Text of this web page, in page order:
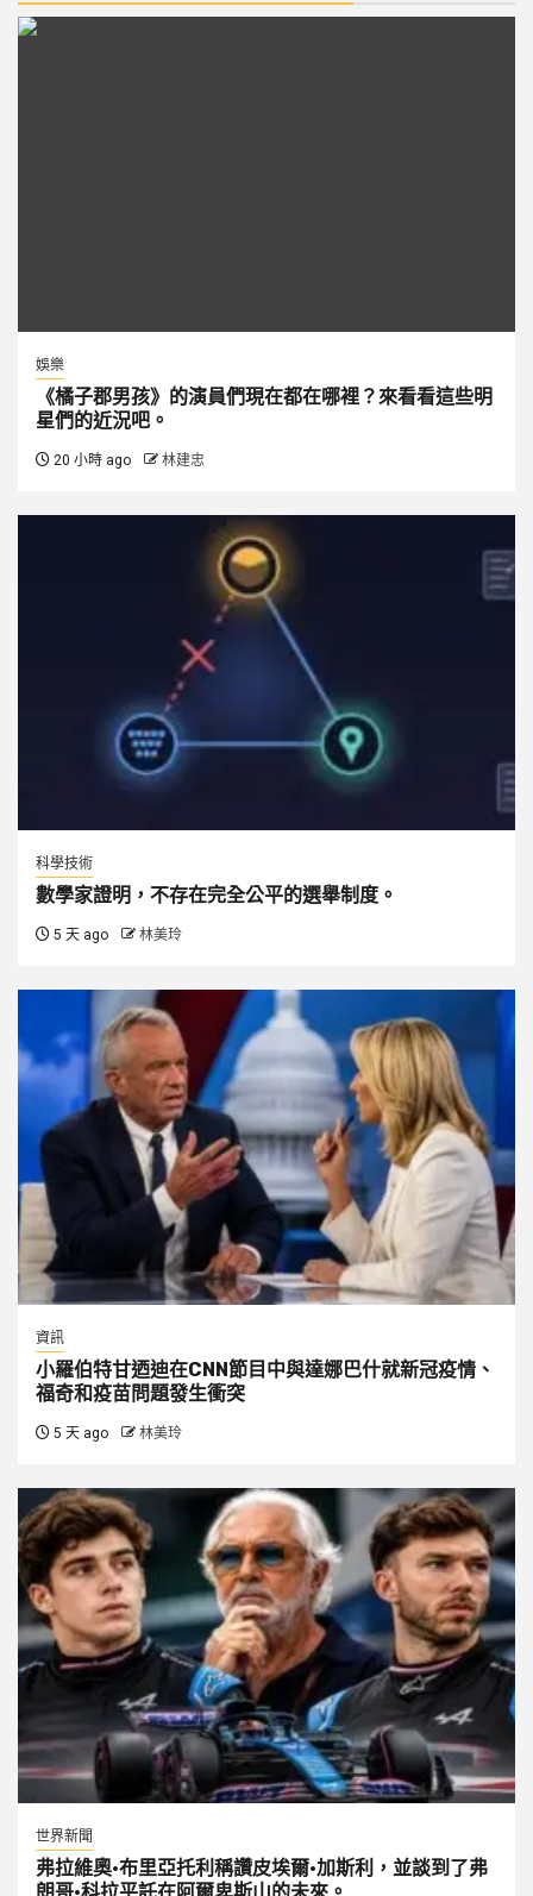
娛樂
《橘子郡男孩》的演員們現在都在哪裡？來看看這些明
星們的近況吧。
20 小時 ago 林建忠
科學技術
數學家證明，不存在完全公平的選舉制度。
5 天 ago 林美玲
資訊
小羅伯特甘迺迪在CNN節目中與達娜巴什就新冠疫情、
福奇和疫苗問題發生衝突
5 天 ago 林美玲
世界新聞
弗拉維奧·布里亞托利稱讚皮埃爾·加斯利，並談到了弗